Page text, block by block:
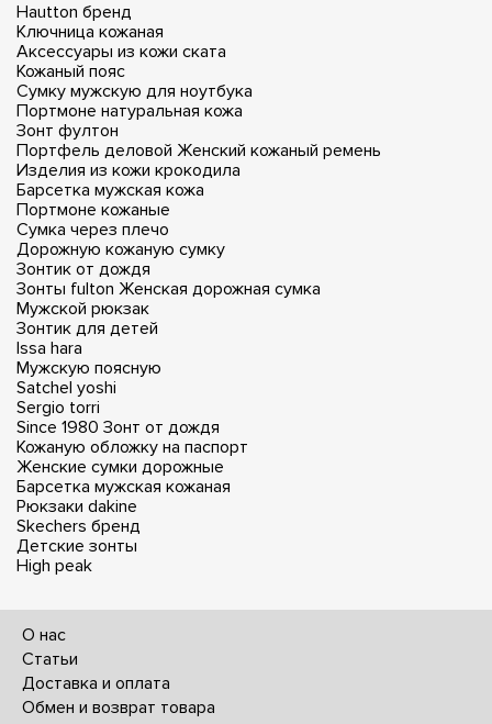
Hautton бренд
Ключница кожаная
Аксессуары из кожи ската
Кожаный пояс
Сумку мужскую для ноутбука
Портмоне натуральная кожа
Зонт фултон
Портфель деловой Женский кожаный ремень
Изделия из кожи крокодила
Барсетка мужская кожа
Портмоне кожаные
Сумка через плечо
Дорожную кожаную сумку
Зонтик от дождя
Зонты fulton Женская дорожная сумка
Мужской рюкзак
Зонтик для детей
Issa hara
Мужскую поясную
Satchel yoshi
Sergio torri
Since 1980 Зонт от дождя
Кожаную обложку на паспорт
Женские сумки дорожные
Барсетка мужская кожаная
Рюкзаки dakine
Skechers бренд
Детские зонты
High peak
О нас
Статьи
Доставка и оплата
Обмен и возврат товара